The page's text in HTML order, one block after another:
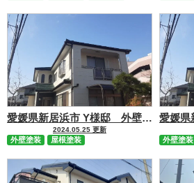
愛媛県新居浜市 Y様邸 外壁塗装屋根塗装工事 施行事例
2024.05.25 更新
外壁塗装 屋根塗装 外壁塗装